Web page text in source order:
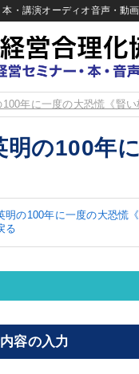
・講演オーディオ音声・動
年に一度の大恐慌《賢
明の100年
明の100年に一度の大恐慌
る
容の入力